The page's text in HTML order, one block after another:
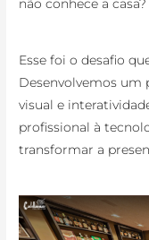
não conhece a casa?
Esse foi o desafio
Desenvolvemos
visual e
profissional à
transformar a